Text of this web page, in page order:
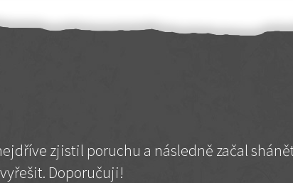
zjistil poruchu a následně začal
Doporučuji!